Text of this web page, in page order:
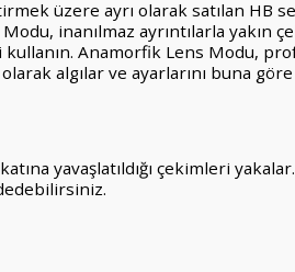
üzere ayrı olarak satılan HB
inanılmaz ayrıntılarla
Anamorfik Lens Modu,
algılar ve ayarlarını buna
yavaşlatıldığı çekimleri